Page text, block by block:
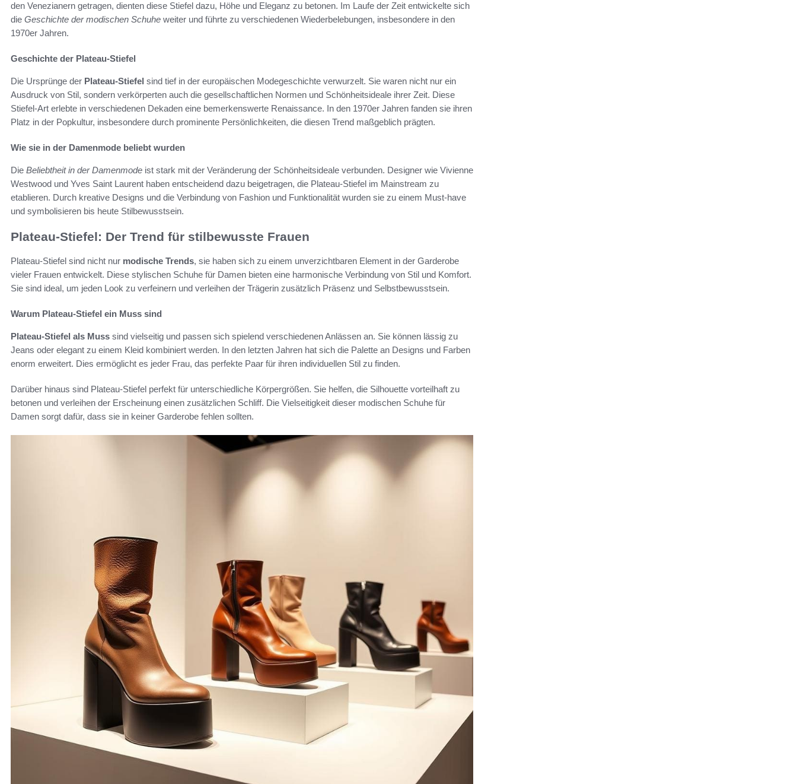
den Venezianern getragen, dienten diese Stiefel dazu, Höhe und Eleganz zu betonen. Im Laufe der Zeit entwickelte sich
die Geschichte der modischen Schuhe weiter und führte zu verschiedenen Wiederbelebungen, insbesondere in den
1970er Jahren.
Geschichte der Plateau-Stiefel
Die Ursprünge der Plateau-Stiefel sind tief in der europäischen Modegeschichte verwurzelt. Sie waren nicht nur ein
Ausdruck von Stil, sondern verkörperten auch die gesellschaftlichen Normen und Schönheitsideale ihrer Zeit. Diese
Stiefel-Art erlebte in verschiedenen Dekaden eine bemerkenswerte Renaissance. In den 1970er Jahren fanden sie ihren
Platz in der Popkultur, insbesondere durch prominente Persönlichkeiten, die diesen Trend maßgeblich prägten.
Wie sie in der Damenmode beliebt wurden
Die Beliebtheit in der Damenmode ist stark mit der Veränderung der Schönheitsideale verbunden. Designer wie Vivienne
Westwood und Yves Saint Laurent haben entscheidend dazu beigetragen, die Plateau-Stiefel im Mainstream zu
etablieren. Durch kreative Designs und die Verbindung von Fashion und Funktionalität wurden sie zu einem Must-have
und symbolisieren bis heute Stilbewusstsein.
Plateau-Stiefel: Der Trend für stilbewusste Frauen
Plateau-Stiefel sind nicht nur modische Trends, sie haben sich zu einem unverzichtbaren Element in der Garderobe
vieler Frauen entwickelt. Diese stylischen Schuhe für Damen bieten eine harmonische Verbindung von Stil und Komfort.
Sie sind ideal, um jeden Look zu verfeinern und verleihen der Trägerin zusätzlich Präsenz und Selbstbewusstsein.
Warum Plateau-Stiefel ein Muss sind
Plateau-Stiefel als Muss sind vielseitig und passen sich spielend verschiedenen Anlässen an. Sie können lässig zu
Jeans oder elegant zu einem Kleid kombiniert werden. In den letzten Jahren hat sich die Palette an Designs und Farben
enorm erweitert. Dies ermöglicht es jeder Frau, das perfekte Paar für ihren individuellen Stil zu finden.
Darüber hinaus sind Plateau-Stiefel perfekt für unterschiedliche Körpergrößen. Sie helfen, die Silhouette vorteilhaft zu
betonen und verleihen der Erscheinung einen zusätzlichen Schliff. Die Vielseitigkeit dieser modischen Schuhe für
Damen sorgt dafür, dass sie in keiner Garderobe fehlen sollten.